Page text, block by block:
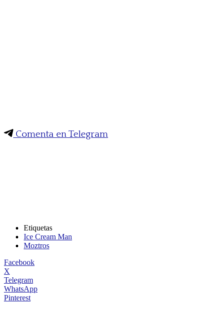
Comenta en Telegram
Etiquetas
Ice Cream Man
Moztros
Facebook
X
Telegram
WhatsApp
Pinterest